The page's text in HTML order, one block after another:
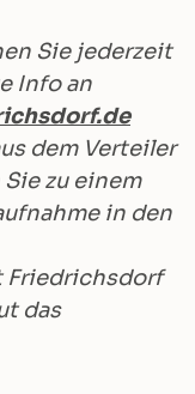
Sie jederzeit
Info an
dem Verteiler
zu einem
in den
Friedrichsdorf
das